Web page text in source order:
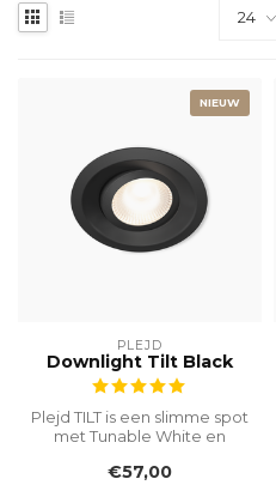
NIEUW
PLEJD
Downlight Tilt Black
Plejd TILT is een slimme spot
met Tunable White en
zonder...
€57,00